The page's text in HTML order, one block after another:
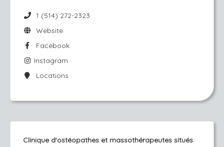
1 (514) 272-2323
Website
Facebook
Instagram
Locations
Clinique d'ostéopathes et massothérapeutes situés